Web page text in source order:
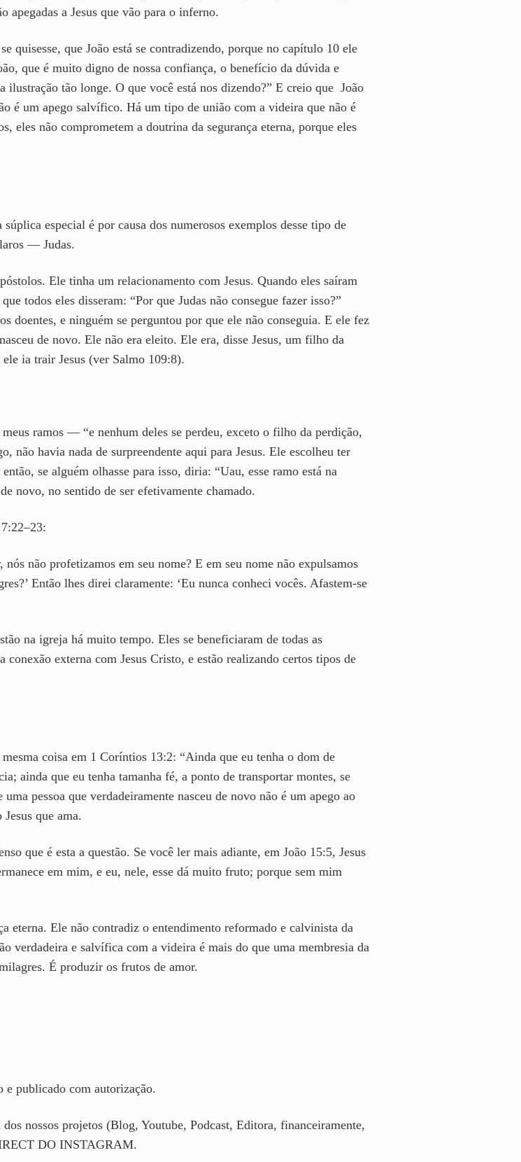
apegadas a Jesus que vão para o inferno.
quisesse, que João está se contradizendo, porque no capítulo 10 ele
que é muito digno de nossa confiança, o benefício da dúvida e
ilustração tão longe. O que você está nos dizendo?” E creio que João
é um apego salvífico. Há um tipo de união com a videira que não é
eles não comprometem a doutrina da segurança eterna, porque eles
especial é por causa dos numerosos exemplos desse tipo de
— Judas.
Ele tinha um relacionamento com Jesus. Quando eles saíram
todos eles disseram: “Por que Judas não consegue fazer isso?”
doentes, e ninguém se perguntou por que ele não conseguia. E ele fez
de novo. Ele não era eleito. Ele era, disse Jesus, um filho da
ia trair Jesus (ver Salmo 109:8).
ramos — “e nenhum deles se perdeu, exceto o filho da perdição,
não havia nada de surpreendente aqui para Jesus. Ele escolheu ter
se alguém olhasse para isso, diria: “Uau, esse ramo está na
novo, no sentido de ser efetivamente chamado.
não profetizamos em seu nome? E em seu nome não expulsamos
Então lhes direi claramente: ‘Eu nunca conheci vocês. Afastem-se
na igreja há muito tempo. Eles se beneficiaram de todas as
externa com Jesus Cristo, e estão realizando certos tipos de
coisa em 1 Coríntios 13:2: “Ainda que eu tenha o dom de
ainda que eu tenha tamanha fé, a ponto de transportar montes, se
pessoa que verdadeiramente nasceu de novo não é um apego ao
que ama.
que é esta a questão. Se você ler mais adiante, em João 15:5, Jesus
em mim, e eu, nele, esse dá muito fruto; porque sem mim
eterna. Ele não contradiz o entendimento reformado e calvinista da
verdadeira e salvífica com a videira é mais do que uma membresia da
É produzir os frutos de amor.
e publicado com autorização.
nossos projetos (Blog, Youtube, Podcast, Editora, financeiramente,
DO INSTAGRAM.